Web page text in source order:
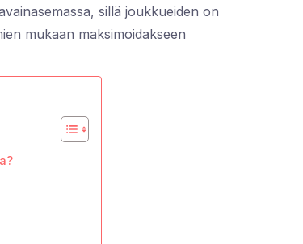
sillä joukkueiden on
mukaan maksimoidakseen